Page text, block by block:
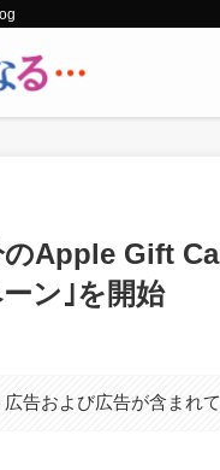
のApple Gift
ン｣を開始
告および広告が含まれて